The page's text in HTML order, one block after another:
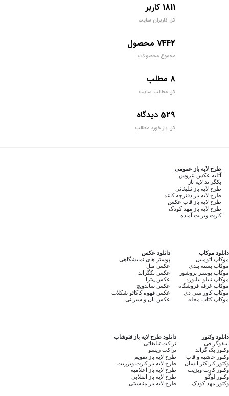
1811 کاربر
کل کاربران سایت
7442 محصول
مجموع محصولات
8 مطلب
کل مطالب سایت
529 دیدگاه
کل باز خورد مطالب
طرح لایه باز عمومی
آتلیه عکس عروس
بکگراند لایه باز
طرح لایه باز تبلیغاتی
طرح لایه باز دفترچه کاغذ
طرح لایه باز قاب عکس
طرح لایه باز مهد کودک
کارت ویزیت آماده
دانلود موکاپ
موکاپ اتومبیل
موکاپ بسته بندی
موکاپ پوستر بروشور
موکاپ تابلو بیلبورد
موکاپ غرفه فروشگاه
موکاپ کاور سی دی
موکاپ کتاب مجله
دانلود عکس
پوستر های نمایشگاهی
عکس مبل
عکس بکگراند
عکس پیتزا
عکس ساندویچ
عکس قهوه کاکائو شکلات
عکس نان و شیرینی
دانلود وکتور
اینفوگرافی
وکتور بک گراند
وکتور حاشیه و قاب
وکتور کاراکتر انسان
وکتور کارت ویزیت
وکتور لوگو
وکتور مهد کودک
دانلود طرح لایه باز فتوشاپ
تراکت تبلیغاتی
تراکت ریسو
طرح لایه باز تقویم
طرح لایه باز کارت ویززیت
طرح لایه باز اعلامیه
طرح لایه باز انقلابی
طرح لایه باز مناسبتی